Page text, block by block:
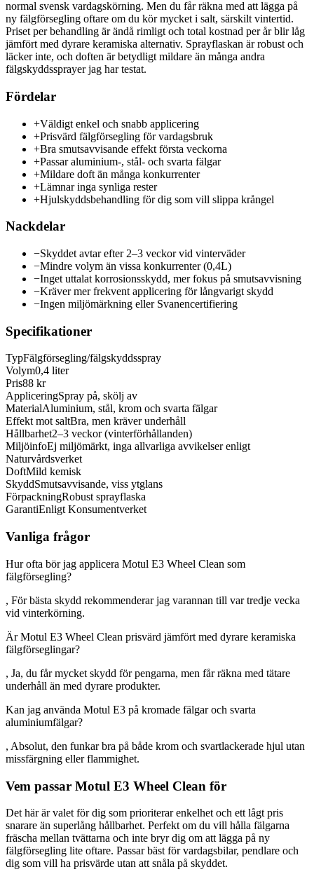
normal svensk vardagskörning. Men du får räkna med att lägga på
ny fälgförsegling oftare om du kör mycket i salt, särskilt vintertid.
Priset per behandling är ändå rimligt och total kostnad per år blir låg
jämfört med dyrare keramiska alternativ. Sprayflaskan är robust och
läcker inte, och doften är betydligt mildare än många andra
fälgskyddssprayer jag har testat.
Fördelar
+Väldigt enkel och snabb applicering
+Prisvärd fälgförsegling för vardagsbruk
+Bra smutsavvisande effekt första veckorna
+Passar aluminium-, stål- och svarta fälgar
+Mildare doft än många konkurrenter
+Lämnar inga synliga rester
+Hjulskyddsbehandling för dig som vill slippa krångel
Nackdelar
−Skyddet avtar efter 2–3 veckor vid vinterväder
−Mindre volym än vissa konkurrenter (0,4L)
−Inget uttalat korrosionsskydd, mer fokus på smutsavvisning
−Kräver mer frekvent applicering för långvarigt skydd
−Ingen miljömärkning eller Svanencertifiering
Specifikationer
TypFälgförsegling/fälgskyddsspray
Volym0,4 liter
Pris88 kr
AppliceringSpray på, skölj av
MaterialAluminium, stål, krom och svarta fälgar
Effekt mot saltBra, men kräver underhåll
Hållbarhet2–3 veckor (vinterförhållanden)
MiljöinfoEj miljömärkt, inga allvarliga avvikelser enligt
Naturvårdsverket
DoftMild kemisk
SkyddSmutsavvisande, viss ytglans
FörpackningRobust sprayflaska
GarantiEnligt Konsumentverket
Vanliga frågor
Hur ofta bör jag applicera Motul E3 Wheel Clean som
fälgförsegling?
, För bästa skydd rekommenderar jag varannan till var tredje vecka
vid vinterkörning.
Är Motul E3 Wheel Clean prisvärd jämfört med dyrare keramiska
fälgförseglingar?
, Ja, du får mycket skydd för pengarna, men får räkna med tätare
underhåll än med dyrare produkter.
Kan jag använda Motul E3 på kromade fälgar och svarta
aluminiumfälgar?
, Absolut, den funkar bra på både krom och svartlackerade hjul utan
missfärgning eller flammighet.
Vem passar Motul E3 Wheel Clean för
Det här är valet för dig som prioriterar enkelhet och ett lågt pris
snarare än superlång hållbarhet. Perfekt om du vill hålla fälgarna
fräscha mellan tvättarna och inte bryr dig om att lägga på ny
fälgförsegling lite oftare. Passar bäst för vardagsbilar, pendlare och
dig som vill ha prisvärde utan att snåla på skyddet.